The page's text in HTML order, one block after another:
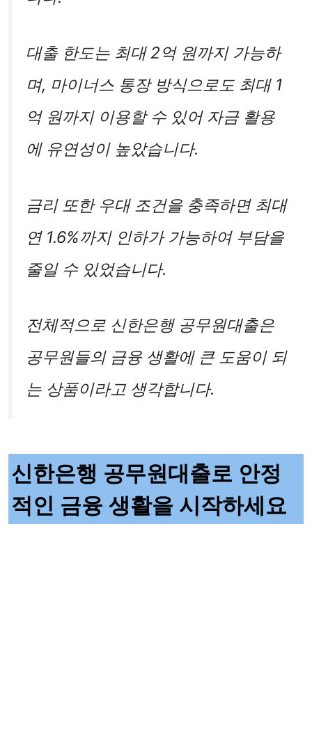
대출 한도는 최대 2억 원까지 가능하
며, 마이너스 통장 방식으로도 최대 1
억 원까지 이용할 수 있어 자금 활용
에 유연성이 높았습니다.
금리 또한 우대 조건을 충족하면 최대
연 1.6%까지 인하가 가능하여 부담을
줄일 수 있었습니다.
전체적으로 신한은행 공무원대출은
공무원들의 금융 생활에 큰 도움이 되
는 상품이라고 생각합니다.
신한은행 공무원대출로 안정
적인 금융 생활을 시작하세요